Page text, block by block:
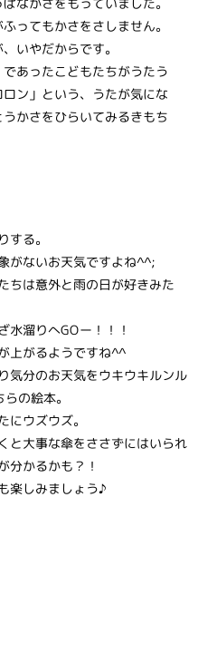
ってもかさをさしません。
いやだからです。
あったこどもたちがうたう
ロン」という、うたが気にな
かさをひらいてみるきもち
る。
がないお天気ですよね^^;
ちは意外と雨の日が好きみた
水溜りへGOー！！！
上がるようですね^^
気分のお天気をウキウキルンル
の絵本。
にウズウズ。
と大事な傘をささずにはいられ
分かるかも？！
楽しみましょう♪